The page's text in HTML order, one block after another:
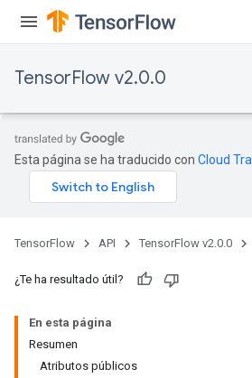
TensorFlow v2.0.0
Esta página se ha traducido con Cloud
TensorFlow API TensorFlow v2.0.0
¿Te ha resultado útil?
En esta página
Resumen
Atributos públicos